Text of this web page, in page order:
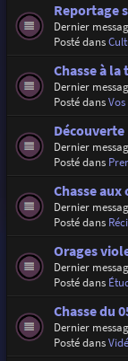
Reportage
Dernier
Posté dans
Chasse à la
Dernier
Posté dans
Découverte
Dernier
Posté dans
Chasse aux
Dernier
Posté dans
Orages
Dernier
Posté dans
Chasse du
Dernier
Posté dans